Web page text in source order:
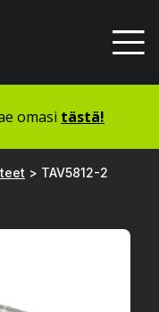
omasi tästä!
> TAV5812-2